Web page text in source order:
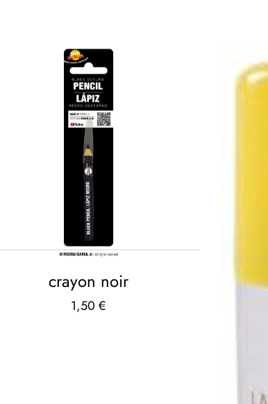
crayon noir
1,50€